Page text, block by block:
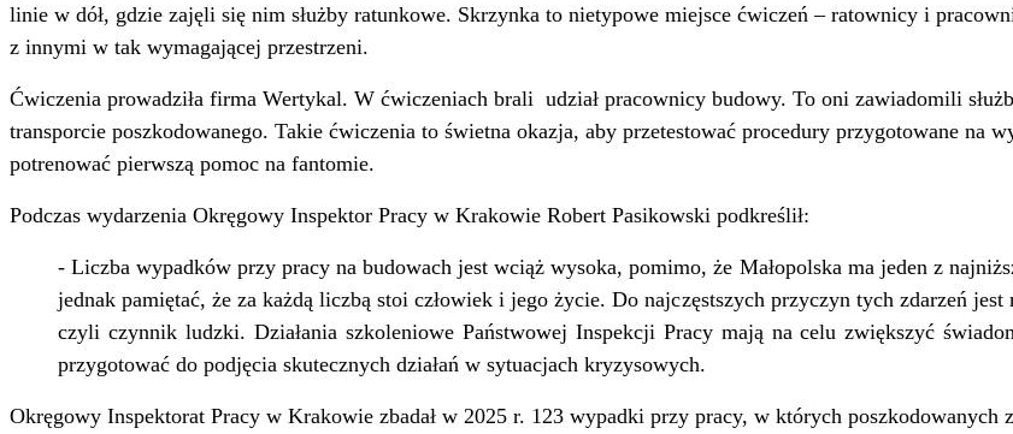
linie w dół, gdzie zajęli się nim służby ratunkowe. Skrzynka to nietypowe miejsce ćwiczeń – ratownicy i
z innymi w tak wymagającej przestrzeni.
Ćwiczenia prowadziła firma Wertykal. W ćwiczeniach brali udział pracownicy budowy. To oni zawiadomili
transporcie poszkodowanego. Takie ćwiczenia to świetna okazja, aby przetestować procedury przygotowane na
potrenować pierwszą pomoc na fantomie.
Podczas wydarzenia Okręgowy Inspektor Pracy w Krakowie Robert Pasikowski podkreślił:
- Liczba wypadków przy pracy na budowach jest wciąż wysoka, pomimo, że Małopolska ma jeden z
jednak pamiętać, że za każdą liczbą stoi człowiek i jego życie. Do najczęstszych przyczyn tych zdarzeń
czyli czynnik ludzki. Działania szkoleniowe Państwowej Inspekcji Pracy mają na celu zwiększyć
przygotować do podjęcia skutecznych działań w sytuacjach kryzysowych.
Okręgowy Inspektorat Pracy w Krakowie zbadał w 2025 r. 123 wypadki przy pracy, w których poszkodowanych